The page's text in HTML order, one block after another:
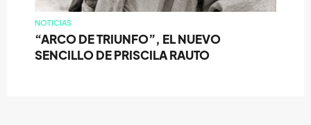
NOTICIAS
“ARCO DE TRIUNFO”, EL NUEVO
SENCILLO DE PRISCILA RAUTO